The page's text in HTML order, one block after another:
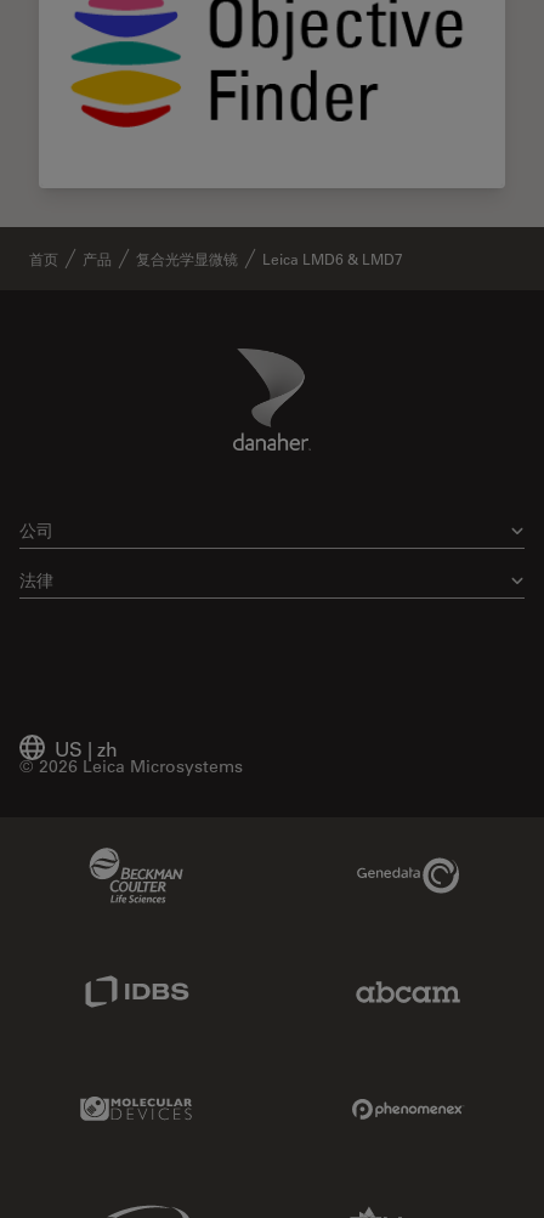
首页 产品 复合光学显微镜 Leica LMD6 & LMD7
Danaher Logo
公司
法律
US | zh
© 2026 Leica Microsystems
Genedata Link
Molecular Devices Link
Sciex Link